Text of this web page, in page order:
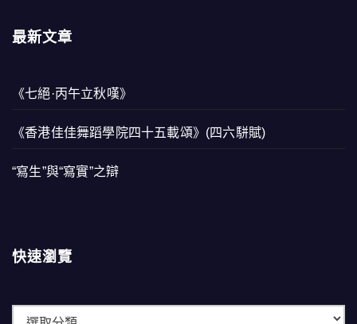
最新文章
《七絕·丙午立秋嘆》
《香港佳佳舞蹈學院四十五載頌》(四六駢賦)
“寫生”與“寫實”之辯
快速瀏覽